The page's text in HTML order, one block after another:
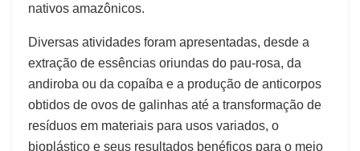
nativos amazônicos.
Diversas atividades foram apresentadas, desde a
extração de essências oriundas do pau-rosa, da
andiroba ou da copaíba e a produção de anticorpos
obtidos de ovos de galinhas até a transformação de
resíduos em materiais para usos variados, o
bioplástico e seus resultados benéficos para o meio